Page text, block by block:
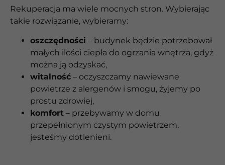
Rekuperacja ma wiele mocnych stron. Wybierając
takie rozwiązanie, wybieramy:
oszczędności – budynek będzie potrzebował
małych ilości ciepła do ogrzania wnętrza, gdyż
można ją odzyskać,
witalność – oczyszczamy nawiewane
powietrze z alergenów i smogu, żyjemy po
prostu zdrowiej,
komfort – przebywamy w domu
przepełnionym czystym powietrzem,
jesteśmy dotlenieni.